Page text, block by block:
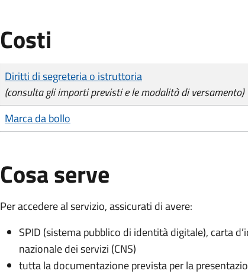
Costi
Tipo di pagamento
Importo
Diritti di segreteria o istruttoria
(consulta gli importi previsti e le modalità di versamento)
Marca da bollo
Cosa serve
Per accedere al servizio, assicurati di avere:
SPID (sistema pubblico di identità digitale), carta
nazionale dei servizi (CNS)
tutta la documentazione prevista per la